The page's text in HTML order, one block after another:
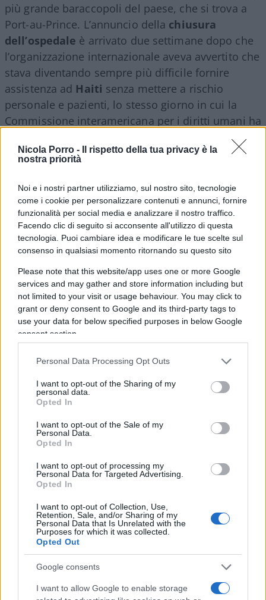
Nicola Porro -
Il rispetto della tua privacy è la
nostra priorità
Noi e i nostri partner utilizziamo, sul nostro sito, tecnologie
come i cookie per personalizzare contenuti e annunci, fornire
funzionalità per social media e analizzare il nostro traffico.
Facendo clic di seguito si acconsente all'utilizzo di questa
tecnologia. Puoi cambiare idea e modificare le tue scelte sul
consenso in qualsiasi momento ritornando su questo sito
Please note that this website/app uses one or more Google
services and may gather and store information including but
not limited to your visit or usage behaviour. You may click to
grant or deny consent to Google and its third-party tags to
use your data for below specified purposes in below Google
consent section.
Personal Data Processing Opt Outs
I want to opt-out of the Sharing of my
personal data.
Opted In
I want to opt-out of the Sale of my
Personal Data.
Opted In
I want to opt-out of processing my
Personal Data for Targeted Advertising.
Opted In
I want to opt-out of Collection, Use,
Retention, Sale, and/or Sharing of my
Personal Data that Is Unrelated with the
Purposes for which it was collected.
Opted Out
Google consents
I want to allow Google to enable storage
più grande baraccopoli del paese, che si trova a
Port-au-Prince. L’annuncio della chiusura
dell’ospedale è arrivato due settimane dopo che
l’organizzazione internazionale aveva avvertito che
stava diventando sempre più difficile fornire
assistenza ad Haiti senza mettere a rischio
personale e pazienti, lo stesso giorno in cui la
Commissione interamericana per i diritti umani ha
ascoltato testimonianze sulla diffusa violenza
sessuale diretta contro donne e ragazze ad Haiti.
L’amministrazione Biden emette un avviso ai
suoi cittadini di non andare in El Salvador dopo
un tweet di Bukele
L’amministrazione Biden ha emesso un avviso di
viaggio in El Salvador poche ore dopo che il
presidente salvadoregnoNayib Bukeleaveva
pubblicato sul suo account Twitter: “Il governo
degli Stati Uniti imprigiona provati innocenti (un
allo stesso tempo, è preoccupato che noi
imprigioniamo provati criminali”. Molti
salvadoregni sono rimasti sorpresi ieri da un
emesso ai propri cittadini, chiedendo loro di
riconsiderare la possibilità di visitare il paese
centroamericano. “L’allarme è abbastanza strano,
perché sappiamo cheEl Salvadorè diventato il
giornalisti un parlamentare salvadoregno che
rientrava da New York aggiungendo che “questo
allarme mi suona un po’ strano, perché vediamo il
flusso di turisti, che continuano ad aumentare” e
volontà di venire a visitare El Salvador”.